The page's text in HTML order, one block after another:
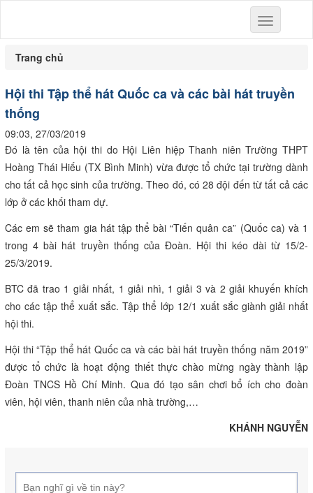
Toggle
navigation
Trang chủ
Hội thi Tập thể hát Quốc ca và các bài hát truyền
thống
09:03, 27/03/2019
Đó là tên của hội thi do Hội Liên hiệp Thanh niên Trường THPT
Hoàng Thái Hiếu (TX Bình Minh) vừa được tổ chức tại trường dành
cho tất cả học sinh của trường. Theo đó, có 28 đội đến từ tất cả các
lớp ở các khối tham dự.
Các em sẽ tham gia hát tập thể bài “Tiến quân ca” (Quốc ca) và 1
trong 4 bài hát truyền thống của Đoàn. Hội thi kéo dài từ 15/2-
25/3/2019.
BTC đã trao 1 giải nhất, 1 giải nhì, 1 giải 3 và 2 giải khuyến khích
cho các tập thể xuất sắc. Tập thể lớp 12/1 xuất sắc giành giải nhất
hội thi.
Hội thi “Tập thể hát Quốc ca và các bài hát truyền thống năm 2019”
được tổ chức là hoạt động thiết thực chào mừng ngày thành lập
Đoàn TNCS Hồ Chí Minh. Qua đó tạo sân chơi bổ ích cho đoàn
viên, hội viên, thanh niên của nhà trường,…
KHÁNH NGUYỄN